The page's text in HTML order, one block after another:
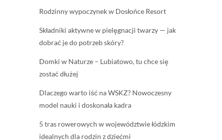
Rodzinny wypoczynek w Dosłońce Resort
Składniki aktywne w pielęgnacji twarzy — jak
dobrać je do potrzeb skóry?
Domki w Naturze – Lubiatowo, tu chce się
zostać dłużej
Dlaczego warto iść na WSKZ? Nowoczesny
model nauki i doskonała kadra
5 tras rowerowych w województwie łódzkim
idealnych dla rodzin z dziećmi